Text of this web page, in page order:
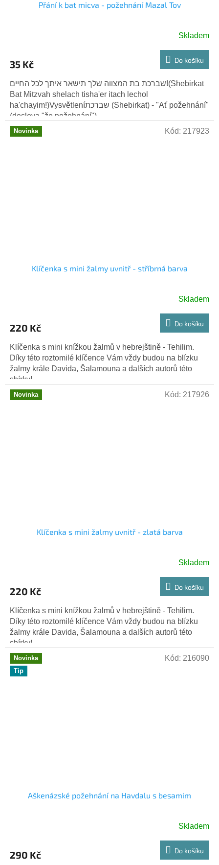
Přání k bat micva - požehnání Mazal Tov
Skladem
35 Kč Do košíku
שברכת בת המצווה שלך תישאר איתך לכל החיים!(Shebirkat
Bat Mitzvah shelach tisha'er itach lechol
ha'chayim!)Vysvětleníשברכת (Shebirkat) - "Ať požehnání"
(doslova "že požehnání")....
Novinka
Klíčenka s mini žalmy uvnitř - stříbrná barva
Skladem
220 Kč Do košíku
Klíčenka s mini knížkou žalmů v hebrejštině - Tehilim.
Díky této roztomilé klíčence Vám vždy budou na blízku
žalmy krále Davida, Šalamouna a dalších autorů této
sbírky!...
Kód: 217923
Novinka
Klíčenka s mini žalmy uvnitř - zlatá barva
Skladem
220 Kč Do košíku
Klíčenka s mini knížkou žalmů v hebrejštině - Tehilim.
Díky této roztomilé klíčence Vám vždy budou na blízku
žalmy krále Davida, Šalamouna a dalších autorů této
sbírky!...
Kód: 217926
Novinka
Tip
Aškenázské požehnání na Havdalu s besamim
Skladem
290 Kč Do košíku
Kód: 216090